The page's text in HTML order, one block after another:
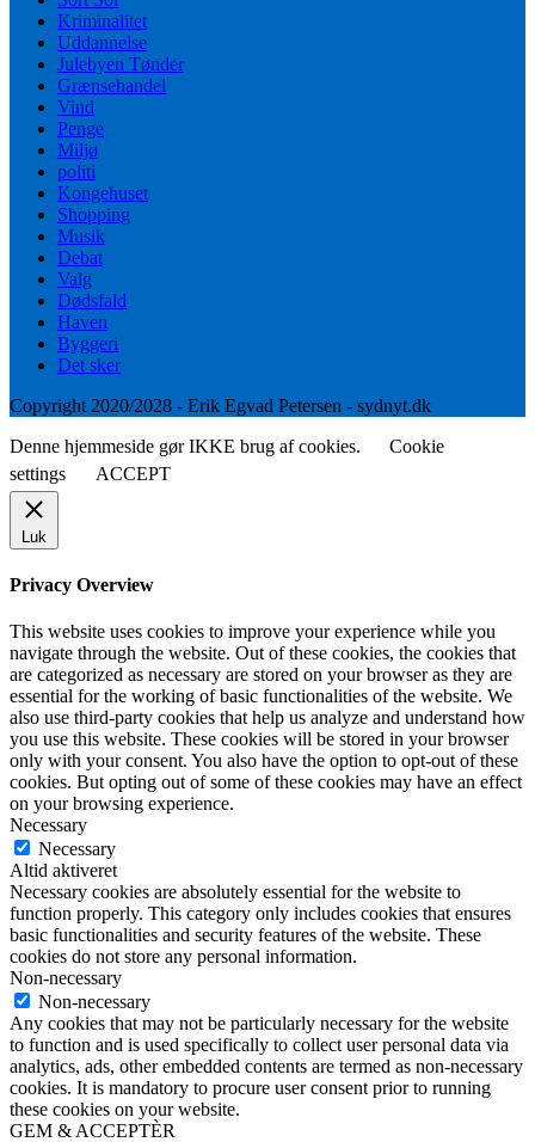
Kriminalitet
Uddannelse
Julebyen Tønder
Grænsehandel
Vind
Penge
Miljø
politi
Kongehuset
Shopping
Musik
Debat
Valg
Dødsfald
Haven
Byggeri
Det sker
Copyright 2020/2028 - Erik Egvad Petersen - sydnyt.dk
Denne hjemmeside gør IKKE brug af cookies.
Cookie
settings
ACCEPT
Luk
Privacy Overview
This website uses cookies to improve your experience while you
navigate through the website. Out of these cookies, the cookies that
are categorized as necessary are stored on your browser as they are
essential for the working of basic functionalities of the website. We
also use third-party cookies that help us analyze and understand how
you use this website. These cookies will be stored in your browser
only with your consent. You also have the option to opt-out of these
cookies. But opting out of some of these cookies may have an effect
on your browsing experience.
Necessary
Necessary
Altid aktiveret
Necessary cookies are absolutely essential for the website to
function properly. This category only includes cookies that ensures
basic functionalities and security features of the website. These
cookies do not store any personal information.
Non-necessary
Non-necessary
Any cookies that may not be particularly necessary for the website
to function and is used specifically to collect user personal data via
analytics, ads, other embedded contents are termed as non-necessary
cookies. It is mandatory to procure user consent prior to running
these cookies on your website.
GEM & ACCEPTÈR